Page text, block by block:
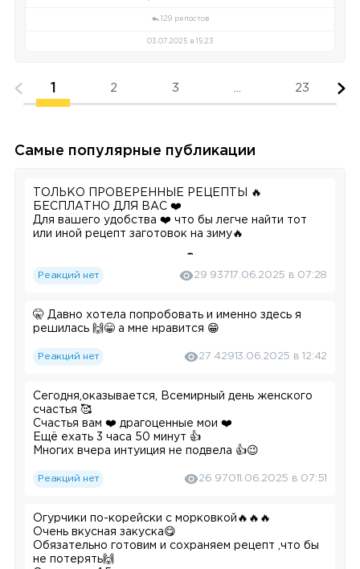
129 репостов
03.07.2025 в 15:23
1 2 3 23
Самые популярные публикации
ТОЛЬКО ПРОВЕРЕННЫЕ РЕЦЕПТЫ 🔥
БЕСПЛАТНО ДЛЯ ВАС ❤️
Для вашего удобства ❤️ что бы легче найти тот
или иной рецепт заготовок на зиму🔥
Солёные огурчики👇
https://t.me/khutoryanka515/10546
https://t.me/khutoryanka515/5246
Помидоры с морковной ботвой 👇
https://t.me/khutoryanka515/10791
Ядрённые помидоры
https://t.me/khutoryanka515/5523
Реакций нет 29 93717.06.2025 в 07:28
🤫 Давно хотела попробовать и именно здесь я
решилась 🙌😁 а мне нравится 😁
Реакций нет 27 42913.06.2025 в 12:42
Сегодня,оказывается, Всемирный день женского
счастья 🥰
Счастья вам ❤️ драгоценные мои ❤️
Ещё ехать 3 часа 50 минут 👍
Многих вчера интуиция не подвела 👍😉
Реакций нет 26 97011.06.2025 в 07:51
Огурчики по-корейски с морковкой🔥🔥🔥
Очень вкусная закуска😋
Обязательно готовим и сохраняем рецепт ,что бы
не потерять🙌